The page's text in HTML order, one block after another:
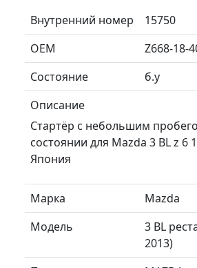
Внутренний номер
15750
ОЕМ
Z668-18-
Состояние
б.у
Описание
Стартёр с небольшим
состоянии для Mazda 3 BL z 6
Япония
Марка
Mazda
Модель
3 BL
2013)